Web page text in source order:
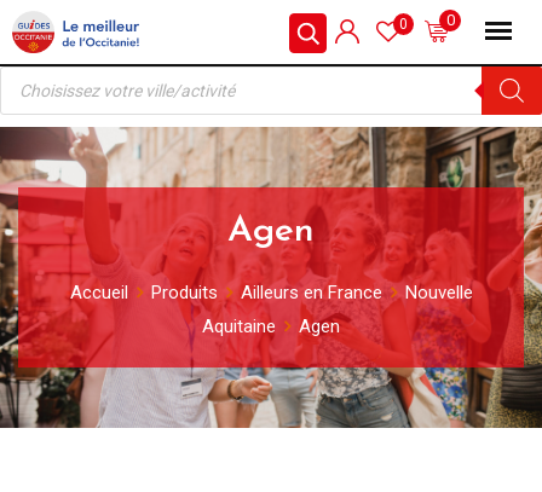
Skip
to
content
0
0
Recherche
produits
Agen
Accueil Produits Ailleurs en France
Nouvelle
Aquitaine
Agen